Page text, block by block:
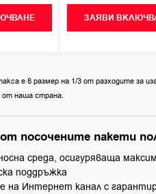
ЗАЯВИ
е в размер на 1/3 от разходите за
от наша страна.
посочените пакети
среда, осигуряваща
поддръжка
на Интернет канал с